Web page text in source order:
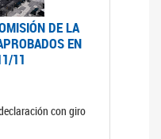
DE LA
EN
11
con giro